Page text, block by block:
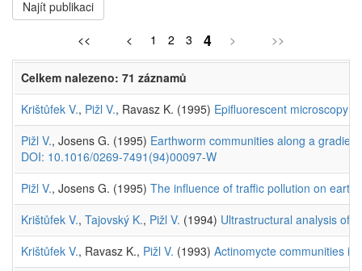
Najít publikaci
<< < 1 2 3 4 > >>
Celkem nalezeno: 71 záznamů
Krištůfek V., Pižl V., Ravasz K. (1995) Epifluorescent microscopy
Pižl V., Josens G. (1995) Earthworm communities along a
DOI: 10.1016/0269-7491(94)00097-W
Pižl V., Josens G. (1995) The influence of traffic pollution on
Krištůfek V., Tajovský K., Pižl V. (1994) Ultrastructural analysis of
Krištůfek V., Ravasz K., Pižl V. (1993) Actinomycte communities